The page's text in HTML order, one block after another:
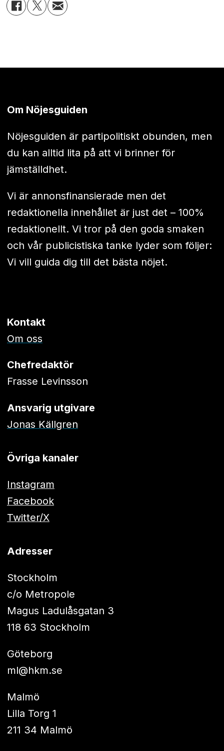
Om Nöjesguiden
Nöjesguiden är partipolitiskt obunden, men
du kan alltid lita på att vi brinner för
jämställdhet.
Vi är annonsfinansierade men det
redaktionella innehållet är just det – 100%
redaktionellt. Vi tror på den goda smaken
och vår publicistiska tanke lyder som följer:
Vi vill guida dig till det bästa nöjet.
Kontakt
Om oss
Chefredaktör
Frasse Levinsson
Ansvarig utgivare
Jonas Källgren
Övriga kanaler
Instagram
Facebook
Twitter/X
Adresser
Stockholm
c/o Metropole
Magus Ladulåsgatan 3
118 63 Stockholm
Göteborg
ml@hkm.se
Malmö
Lilla Torg 1
211 34 Malmö